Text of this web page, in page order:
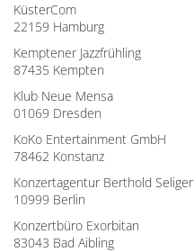
KüsterCom
22159 Hamburg
Kemptener Jazzfrühling
87435 Kempten
Klub Neue Mensa
01069 Dresden
KoKo Entertainment GmbH
78462 Konstanz
Konzertagentur Berthold Seliger
10999 Berlin
Konzertbüro Exorbitan
83043 Bad Aibling